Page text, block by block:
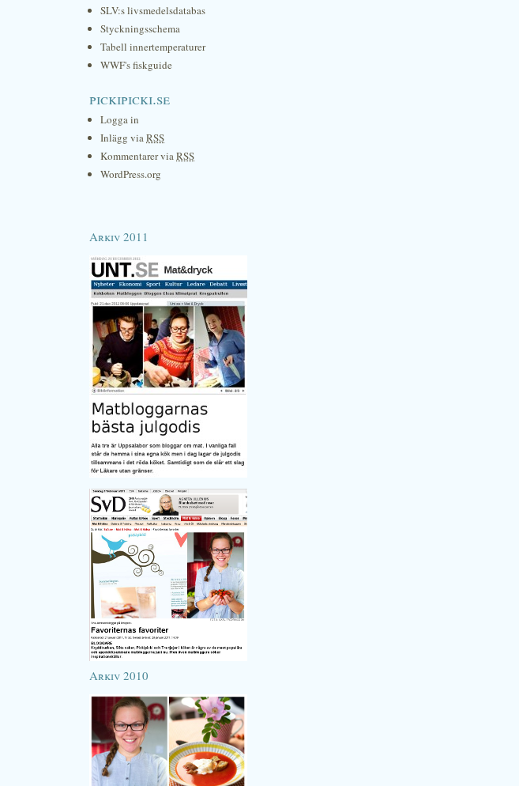
SLV:s livsmedelsdatabas
Styckningsschema
Tabell innertemperaturer
WWF's fiskguide
pickipicki.se
Logga in
Inlägg viaRSS
Kommentarer viaRSS
WordPress.org
Arkiv 2011
Arkiv 2010